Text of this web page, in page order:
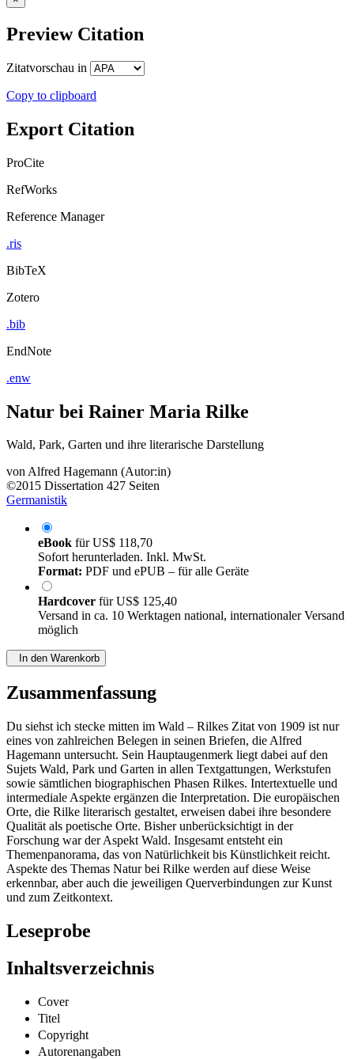
Preview Citation
Zitatvorschau in
Copy to clipboard
Export Citation
ProCite
RefWorks
Reference Manager
.ris
BibTeX
Zotero
.bib
EndNote
.enw
Natur bei Rainer Maria Rilke
Wald, Park, Garten und ihre literarische Darstellung
vonAlfred Hagemann (Autor:in)
©2015 Dissertation 427 Seiten
Germanistik
eBook fürUS$ 118,70
Sofort herunterladen. Inkl. MwSt.
Format: PDF und ePUB – für alle Geräte
Hardcover fürUS$ 125,40
Versand in ca. 10 Werktagen national, internationaler Versand
möglich
In den Warenkorb
Zusammenfassung
Du siehst ich stecke mitten im Wald – Rilkes Zitat von 1909 ist nur
eines von zahlreichen Belegen in seinen Briefen, die Alfred
Hagemann untersucht. Sein Hauptaugenmerk liegt dabei auf den
Sujets Wald, Park und Garten in allen Textgattungen, Werkstufen
sowie sämtlichen biographischen Phasen Rilkes. Intertextuelle und
intermediale Aspekte ergänzen die Interpretation. Die europäischen
Orte, die Rilke literarisch gestaltet, erweisen dabei ihre besondere
Qualität als poetische Orte. Bisher unberücksichtigt in der
Forschung war der Aspekt Wald. Insgesamt entsteht ein
Themenpanorama, das von Natürlichkeit bis Künstlichkeit reicht.
Aspekte des Themas Natur bei Rilke werden auf diese Weise
erkennbar, aber auch die jeweiligen Querverbindungen zur Kunst
und zum Zeitkontext.
Leseprobe
Inhaltsverzeichnis
Cover
Titel
Copyright
Autorenangaben